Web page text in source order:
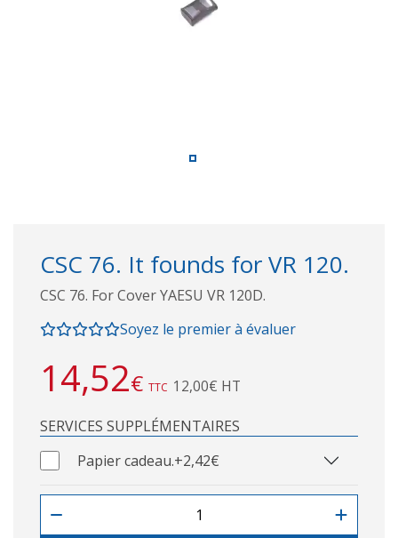
CSC 76. It founds for VR 120.
CSC 76. For Cover YAESU VR 120D.
Soyez le premier à évaluer
14,52€ TTC 12,00€ HT
SERVICES SUPPLÉMENTAIRES
Papier cadeau.+2,42€